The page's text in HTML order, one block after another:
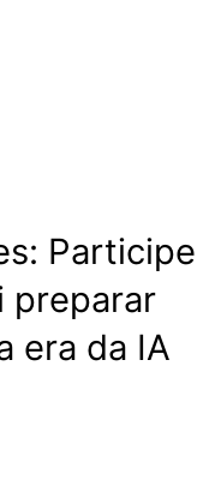
Participe
preparar
era da IA